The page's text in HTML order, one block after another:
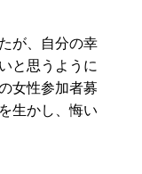
が、自分の幸
と思うように
女性参加者募
生かし、悔い